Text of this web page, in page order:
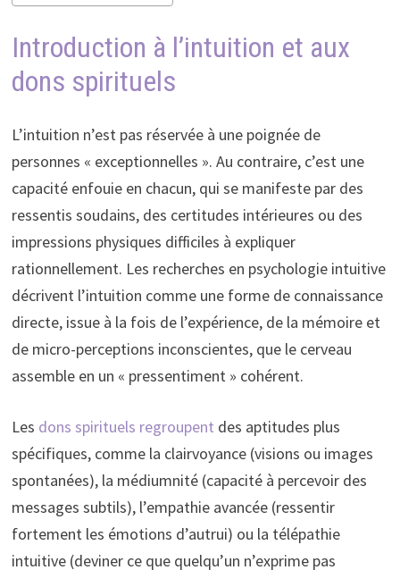
Introduction à l’intuition et aux
dons spirituels
L’intuition n’est pas réservée à une poignée de
personnes « exceptionnelles ». Au contraire, c’est une
capacité enfouie en chacun, qui se manifeste par des
ressentis soudains, des certitudes intérieures ou des
impressions physiques difficiles à expliquer
rationnellement. Les recherches en psychologie intuitive
décrivent l’intuition comme une forme de connaissance
directe, issue à la fois de l’expérience, de la mémoire et
de micro-perceptions inconscientes, que le cerveau
assemble en un « pressentiment » cohérent.
Les dons spirituels regroupent des aptitudes plus
spécifiques, comme la clairvoyance (visions ou images
spontanées), la médiumnité (capacité à percevoir des
messages subtils), l’empathie avancée (ressentir
fortement les émotions d’autrui) ou la télépathie
intuitive (deviner ce que quelqu’un n’exprime pas